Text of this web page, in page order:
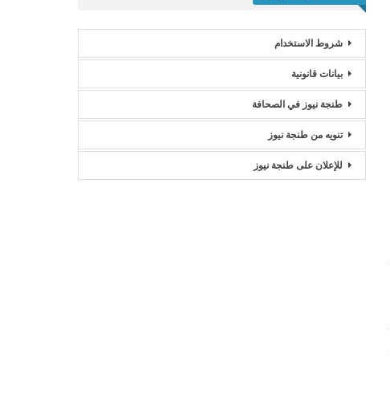
شروط الاستخدام
بيانات قانونية
طنجة نيوز في الصحافة
تنويه من طنجة نيوز
للإعلان على طنجة نيوز